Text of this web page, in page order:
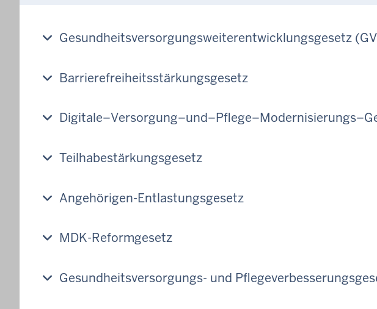
Gesundheitsversorgungsweiterentwicklungsgesetz
Barrierefreiheitsstärkungsgesetz
Teilhabestärkungsgesetz
Angehörigen-Entlastungsgesetz
MDK-Reformgesetz
Gesundheitsversorgungs- und